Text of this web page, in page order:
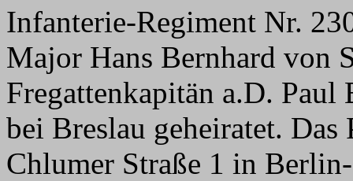
Infanterie-Regiment Nr.
Major Hans Bernhard von
Fregattenkapitän a.D.
bei Breslau geheiratet.
Chlumer Straße 1 in